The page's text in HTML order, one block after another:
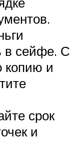
в сейфе. С
копию и
срок
и